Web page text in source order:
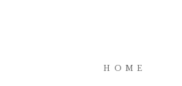
HOME